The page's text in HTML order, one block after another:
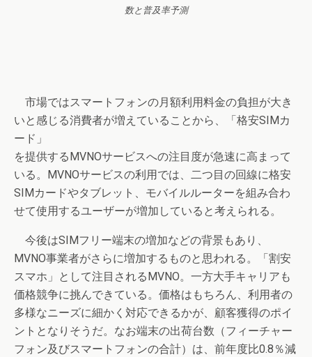
数と普及率予測
市場ではスマートフォンの月額利用料金の負担が大き
いと感じる消費者が増えていることから、「格安SIMカ
ード」
を提供するMVNOサービスへの注目度が急速に高まって
いる。MVNOサービスの利用では、二つ目の回線に格安
SIMカードやタブレット、モバイルルーターを組み合わ
せて使用するユーザーが増加していると考えられる。
今後はSIMフリー端末の増加などの背景もあり、
MVNO事業者がさらに増加するものと思われる。「割安
スマホ」として注目されるMVNO。一方大手キャリアも
価格競争に挑んできている。価格はもちろん、利用者の
多様なニーズに細かく対応できるかが、顧客獲得のポイ
ントとなりそうだ。なお端末の出荷台数（フィーチャー
フォン及びスマートフォンの合計）は、前年度比0.8％減